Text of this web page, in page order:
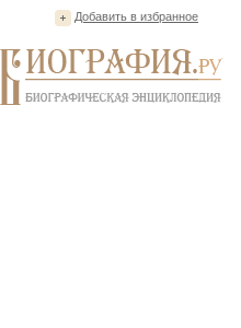
Добавить в избранное